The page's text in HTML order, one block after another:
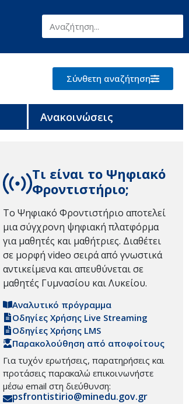
Σύνθετη αναζήτηση
Ανακοινώσεις
Τι είναι το Ψηφιακό
Φροντιστήριο;
Το Ψηφιακό Φροντιστήριο αποτελεί
μια σύγχρονη ψηφιακή πλατφόρμα
για μαθητές και μαθήτριες. Διαθέτει
σε μορφή video σειρά από γνωστικά
αντικείμενα και απευθύνεται σε
μαθητές Γυμνασίου και Λυκείου.
Αναλυτικό πρόγραμμα
Οδηγίες Χρήσης Live Streaming
Οδηγίες Χρήσης LMS
Παρακολούθηση από αποφοίτους
Για τυχόν ερωτήσεις, παρατηρήσεις και
προτάσεις παρακαλώ επικοινωνήστε
μέσω email στη διεύθυνση:
psfrontistirio@minedu.gov.gr